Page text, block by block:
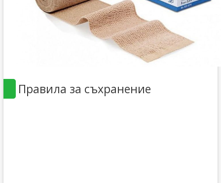
Правила за съхранение